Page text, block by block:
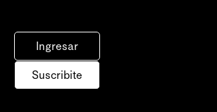
Ingresar
Suscribite